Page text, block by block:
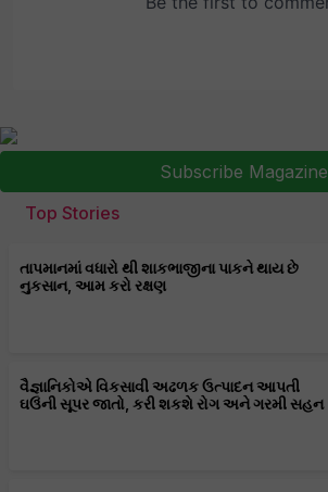
Subscribe Magazine
Top Stories
તાપમાનમાં વધારો થી શાકભાજીના પાકને થાય છે
નુકસાન, આમ કરો રક્ષણ
વૈજ્ઞાનિકોએ વિકસાવી અઢળક ઉત્પાદન આપતી
ઘઉંની સૂપર જાતો, કરી શકશે રોગ અને ગરમી સહન